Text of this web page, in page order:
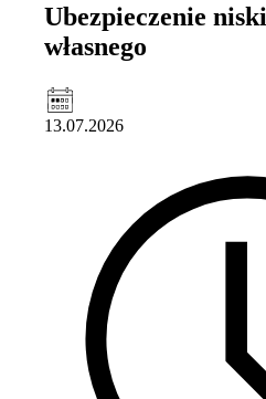
Ubezpieczenie
własnego
13.07.2026